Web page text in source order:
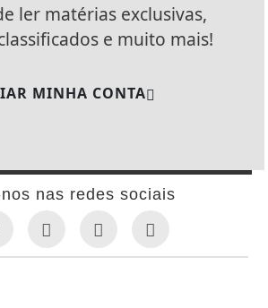
ler matérias exclusivas,
e muito mais!
MINHA CONTA
nas redes sociais